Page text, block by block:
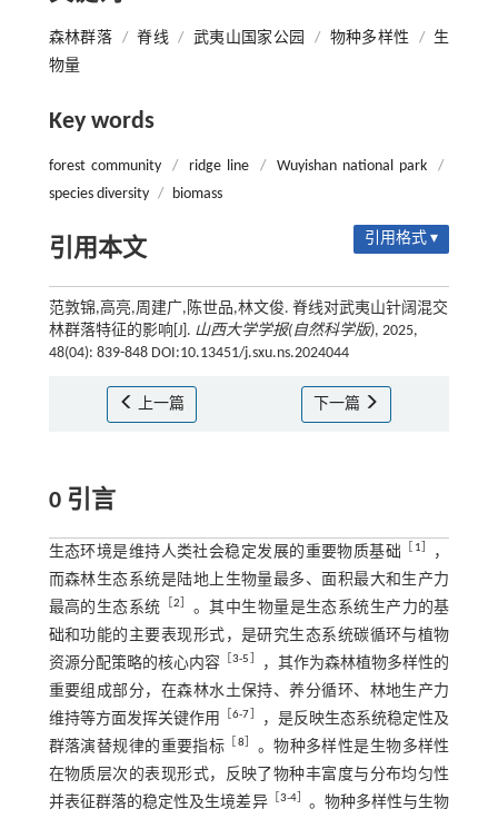
森林群落 / 脊线 / 武夷山国家公园 / 物种多样性 / 生
物量
Key words
forest community / ridge line / Wuyishan national park
/
species diversity / biomass
引用本文 引用格式 ▾
范敦锦,高亮,周建广,陈世品,林文俊. 脊线对武夷山针阔混交
林群落特征的影响[J]. 山西大学学报(自然科学版), 2025,
48(04): 839-848 DOI:10.13451/j.sxu.ns.2024044
上一篇 下一篇
0 引言
生态环境是维持人类社会稳定发展的重要物质基础 1
，
而森林生态系统是陆地上生物量最多、面积最大和生产力
最高的生态系统 ［2
。其中生物量是生态系统生产力的基
础和功能的主要表现形式，是研究生态系统碳循环与植物
资源分配策略的核心内容 ［3-5
，其作为森林植物多样性的
重要组成部分，在森林水土保持、养分循环、林地生产力
维持等方面发挥关键作用
［6-7
，是反映生态系统稳定性及
群落演替规律的重要指标
8
。物种多样性是生物多样性
在物质层次的表现形式，反映了物种丰富度与分布均匀性
并表征群落的稳定性及生境差异
3-4］ 。物种多样性与生物